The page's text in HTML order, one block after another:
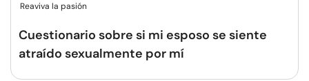
Reaviva la pasión
Cuestionario sobre si mi esposo se siente
atraído sexualmente por mí